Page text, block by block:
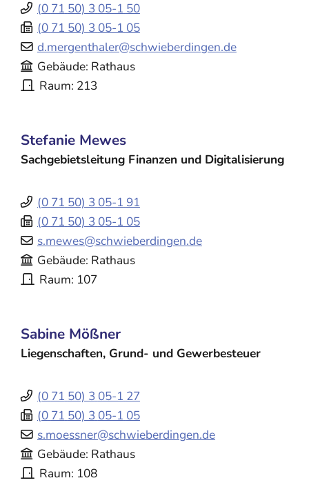
(0 71 50) 3 05-1 50
(0 71 50) 3 05-1 05
d.mergenthaler@schwieberdingen.de
Gebäude Rathaus
Raum 213
Stefanie Mewes
Sachgebietsleitung Finanzen und Digitalisierung
(0 71 50) 3 05-1 91
(0 71 50) 3 05-1 05
s.mewes@schwieberdingen.de
Gebäude Rathaus
Raum 107
Sabine Mößner
Liegenschaften, Grund- und Gewerbesteuer
(0 71 50) 3 05-1 27
(0 71 50) 3 05-1 05
s.moessner@schwieberdingen.de
Gebäude Rathaus
Raum 108